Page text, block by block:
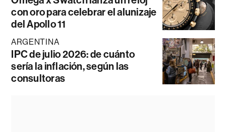
con oro para celebrar el alunizaje
del Apollo 11
ARGENTINA
IPC de julio 2026: de cuánto
sería la inflación, según las
consultoras